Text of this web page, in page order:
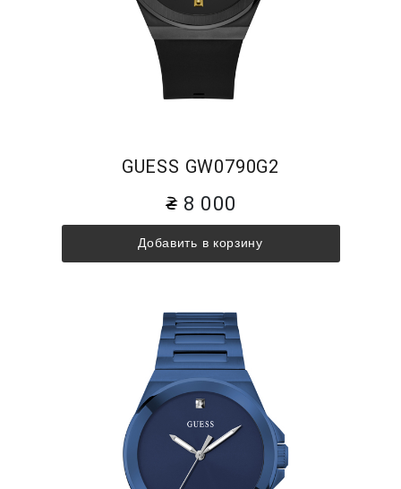
GUESS GW0790G2
8 000
Добавить в корзину